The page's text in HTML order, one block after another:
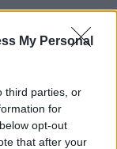
My Personal
third parties, or
for
opt-out
that after your